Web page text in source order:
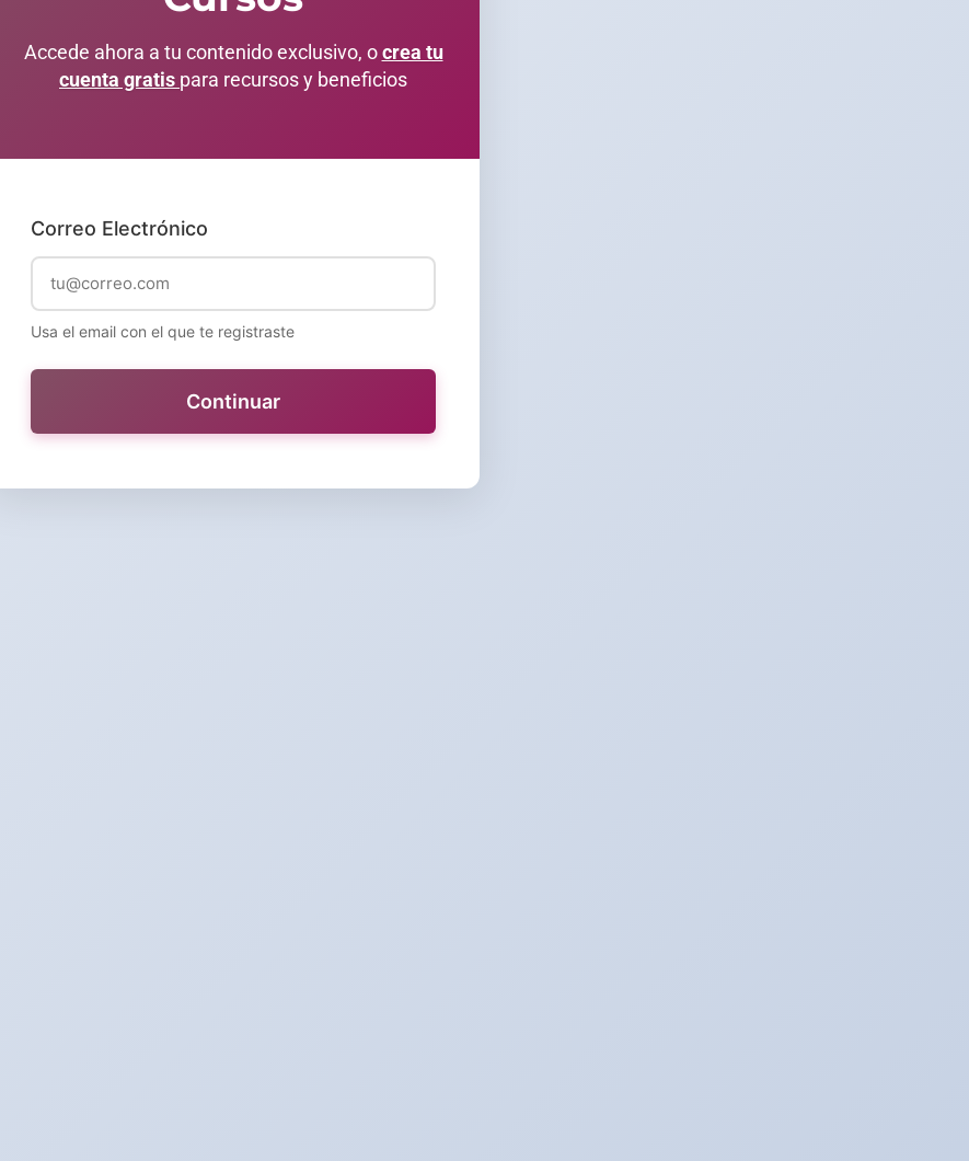
Accede ahora a tu contenido exclusivo, ocrea tu
cuenta gratis para recursos y beneficios
Correo Electrónico
Usa el email con el que te registraste
Continuar